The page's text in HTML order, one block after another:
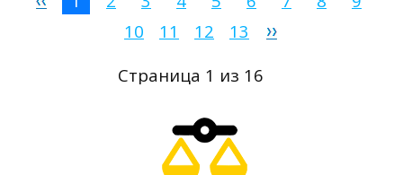
10
11 12
13
Страница 1 из 16